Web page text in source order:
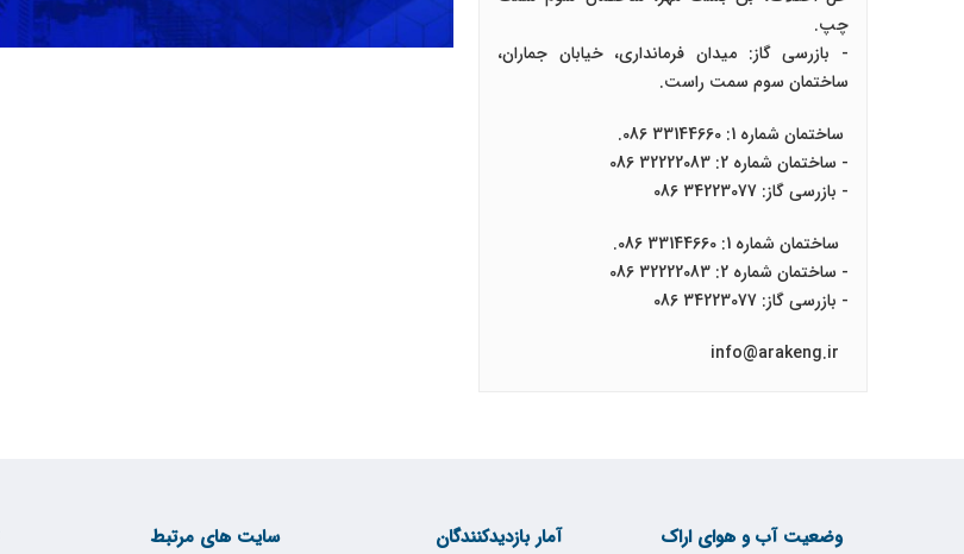
چپ.
- بازرسی گاز: میدان فرمانداری، خیابان جماران،
ساختمان سوم سمت راست.
ساختمان شماره 1: 33144660 086.
- ساختمان شماره 2: 32222083 086
- بازرسی گاز: 34223077 086
ساختمان شماره 1: 33144660 086.
- ساختمان شماره 2: 32222083 086
- بازرسی گاز: 34223077 086
وضعیت آب و هوای اراک آمار بازدیدکنندگان سایت های مرتبط